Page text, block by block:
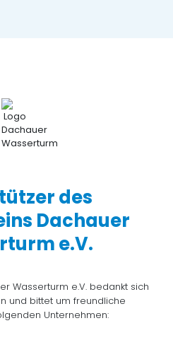
des
Dachauer
e.V.
Wasserturm e.V. bedankt sich
und bittet um freundliche
Unternehmen: